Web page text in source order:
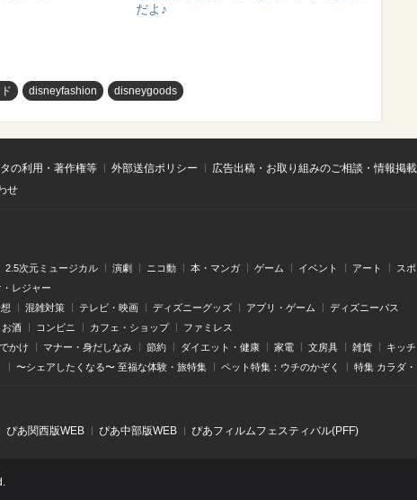
だよ♪
disneyfashion disneygoods
の利用・著作権等 外部送信ポリシー
広告出稿・お取り組みのご相談・情報掲
せ
2.5次元ミュージカル 演劇 ニコ動 本・マンガ ゲーム イベント アート ス
レジャー
混雑対策 テレビ・映画 ディズニーグッズ アプリ・ゲーム ディズニーパス
お酒 コンビニ カフェ・ショップ ファミレス
かけ マナー・身だしなみ 節約 ダイエット・健康 家電 文房具 雑貨 キッ
〜シェアしたくなる〜 至福な体験・旅特集 ペット特集：ウチのかぞく 特集 カラダ
ぴあ関⻄版WEB ぴあ中部版WEB ぴあフィルムフェスティバル(PFF)